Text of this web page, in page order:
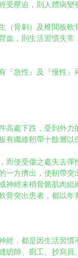
受壓迫，則人體病變
（骨刺）及椎間板
血，則生活習慣失
『急性』及『慢性』
高處下跌，受到外
有纖維靭帶十餘層以
而使受傷之處失去
一方擠出，使靭帶
神經末梢骨骼肌肉組
骨突出患者，都以年
經，都是因生活習
紉師、廚工、抄寫